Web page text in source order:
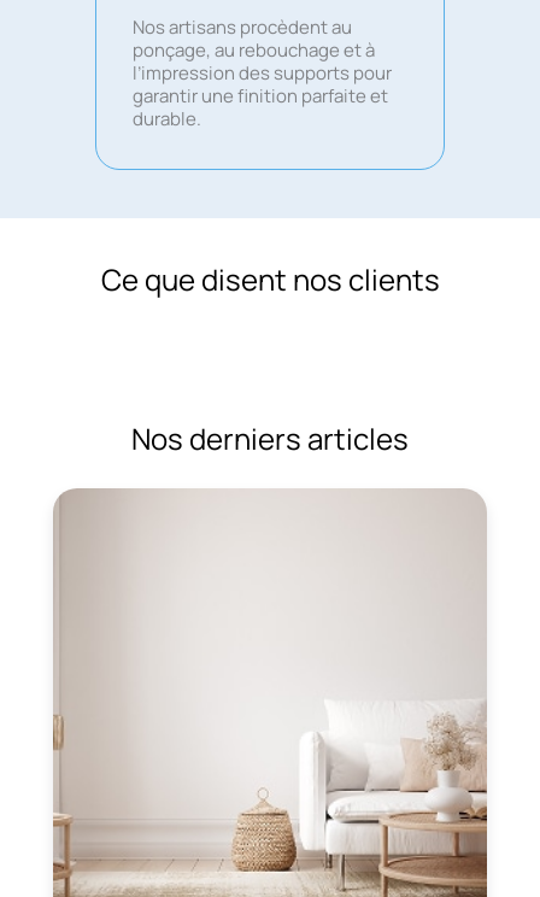
Nos artisans procèdent au
ponçage, au rebouchage et à
l’impression des supports pour
garantir une finition parfaite et
durable.
Ce que disent nos clients
Nos derniers articles